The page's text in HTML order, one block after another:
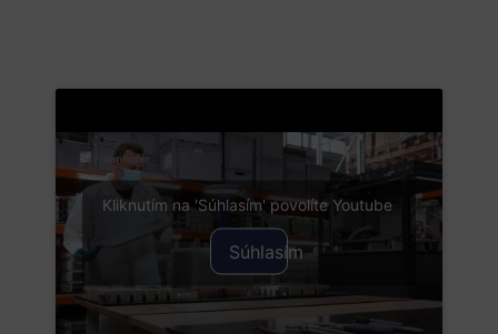
Kliknutím na 'Súhlasím' povolíte Youtube
Súhlasím